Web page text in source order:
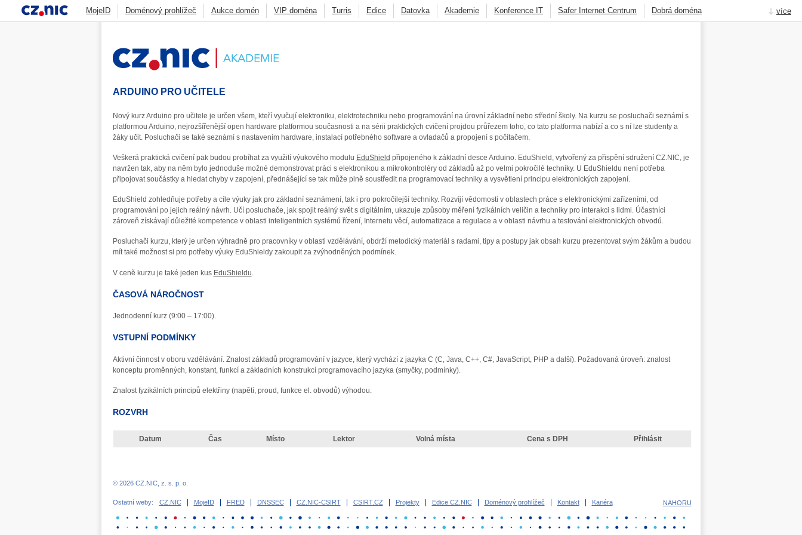
MojeID Doménový prohlížeč Aukce domén VIP doména Turris Edice Datovka Akademie Konference IT Safer Internet Centrum
Dobrá doména
Zonemaster
Skener webu ADAM
více
ARDUINO PRO UČITELE
Nový kurz Arduino pro učitele je určen všem, kteří vyučují elektroniku, elektrotechniku nebo programování na úrovní základní nebo střední školy. Na kurzu se posluchači seznámí s
platformou Arduino, nejrozšířenější open hardware platformou současnosti a na sérii praktických cvičení projdou průřezem toho, co tato platforma nabízí a co s ní lze studenty a
žáky učit. Posluchači se také seznámí s nastavením hardware, instalací potřebného software a ovladačů a propojení s počítačem.
Veškerá praktická cvičení pak budou probíhat za využití výukového modulu EduShield připojeného k základní desce Arduino. EduShield, vytvořený za přispění sdružení CZ.NIC, je
navržen tak, aby na něm bylo jednoduše možné demonstrovat práci s elektronikou a mikrokontroléry od základů až po velmi pokročilé techniky. U EduShieldu není potřeba
připojovat součástky a hledat chyby v zapojení, přednášející se tak může plně soustředit na programovací techniky a vysvětlení principu elektronických zapojení.
EduShield zohledňuje potřeby a cíle výuky jak pro základní seznámení, tak i pro pokročilejší techniky. Rozvíjí vědomosti v oblastech práce s elektronickými zařízeními, od
programování po jejich reálný návrh. Učí posluchače, jak spojit reálný svět s digitálním, ukazuje způsoby měření fyzikálních veličin a techniky pro interakci s lidmi. Účastníci
zároveň získávají důležité kompetence v oblasti inteligentních systémů řízení, Internetu věcí, automatizace a regulace a v oblasti návrhu a testování elektronických obvodů.
Posluchači kurzu, který je určen výhradně pro pracovníky v oblasti vzdělávání, obdrží metodický materiál s radami, tipy a postupy jak obsah kurzu prezentovat svým žákům a budou
mít také možnost si pro potřeby výuky EduShieldy zakoupit za zvýhodněných podmínek.
V ceně kurzu je také jeden kus EduShieldu
ČASOVÁ NÁROČNOST
Jednodenní kurz (9:00 – 17:00).
VSTUPNÍ PODMÍNKY
Aktivní činnost v oboru vzdělávání. Znalost základů programování v jazyce, který vychází z jazyka C (C, Java, C++, C#, JavaScript, PHP a další). Požadovaná úroveň: znalost
konceptu proměnných, konstant, funkcí a základních konstrukcí programovacího jazyka (smyčky, podmínky).
Znalost fyzikálních principů elektřiny (napětí, proud, funkce el. obvodů) výhodou.
ROZVRH
Datum Čas Místo Lektor Volná místa Cena s DPH Přihlásit
NAHORU
© 2026 CZ.NIC, z. s. p. o.
Ostatní weby: CZ.NIC MojeID FRED DNSSEC CZ.NIC-CSIRT CSIRT.CZ Projekty Edice CZ.NIC Doménový prohlížeč Kontakt Kariéra